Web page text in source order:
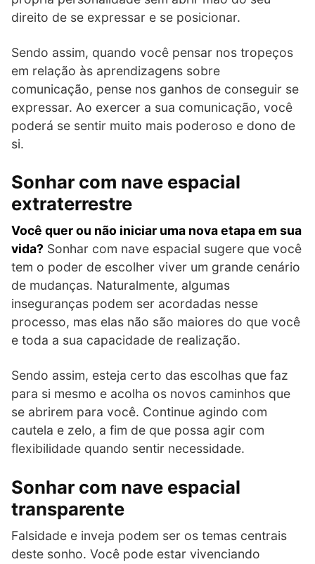
direito de se expressar e se posicionar.
Sendo assim, quando você pensar nos tropeços
em relação às aprendizagens sobre
comunicação, pense nos ganhos de conseguir se
expressar. Ao exercer a sua comunicação, você
poderá se sentir muito mais poderoso e dono de
si.
Sonhar com nave espacial
extraterrestre
Você quer ou não iniciar uma nova etapa em sua
vida? Sonhar com nave espacial sugere que você
tem o poder de escolher viver um grande cenário
de mudanças. Naturalmente, algumas
inseguranças podem ser acordadas nesse
processo, mas elas não são maiores do que você
e toda a sua capacidade de realização.
Sendo assim, esteja certo das escolhas que faz
para si mesmo e acolha os novos caminhos que
se abrirem para você. Continue agindo com
cautela e zelo, a fim de que possa agir com
flexibilidade quando sentir necessidade.
Sonhar com nave espacial
transparente
Falsidade e inveja podem ser os temas centrais
deste sonho. Você pode estar vivenciando